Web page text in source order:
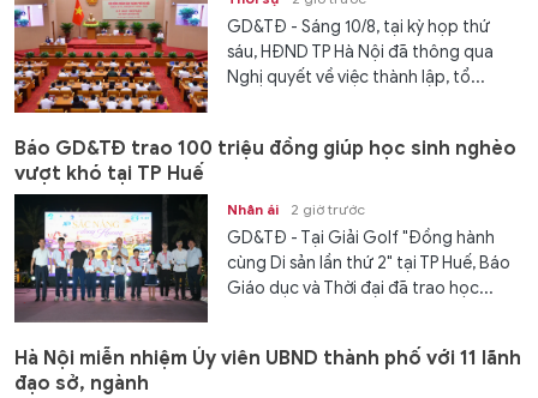
GD&TĐ - Sáng 10/8, tại kỳ họp thứ
sáu, HĐND TP Hà Nội đã thông qua
Nghị quyết về việc thành lập, tổ...
Báo GD&TĐ trao 100 triệu đồng giúp học sinh nghèo
vượt khó tại TP Huế
Nhân ái 2 giờ trước
GD&TĐ - Tại Giải Golf "Đồng hành
cùng Di sản lần thứ 2" tại TP Huế, Báo
Giáo dục và Thời đại đã trao học...
Hà Nội miễn nhiệm Ủy viên UBND thành phố với 11 lãnh
đạo sở, ngành